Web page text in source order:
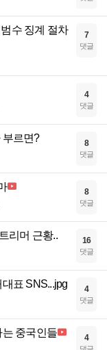
수 징계 절차
7
댓글
4
댓글
부르면? 8
댓글
8
댓글
리머 근황.. 16
댓글
표 SNS...jpg 4
댓글
중국인들 4